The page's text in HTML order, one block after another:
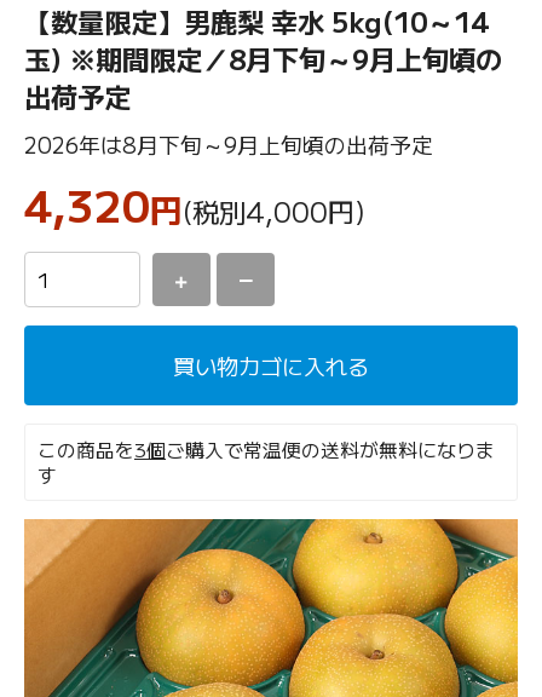
【数量限定】男鹿梨 幸水 5kg(10～14
玉) ※期間限定／8月下旬～9月上旬頃の
出荷予定
2026年は8月下旬～9月上旬頃の出荷予定
4,320円(税別4,000円)
＋ －
買い物カゴに入れる
この商品を3個ご購入で常温便の送料が無料になりま
す